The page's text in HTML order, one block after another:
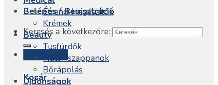
Belépés / Regisztráció
Keresés a következőre:
Kosár /
Kosár
Étrend-kiegészítők
Krémek
Beauty
Tusfürdők
Natúr szappanok
Bőrápolás
Újdonságok